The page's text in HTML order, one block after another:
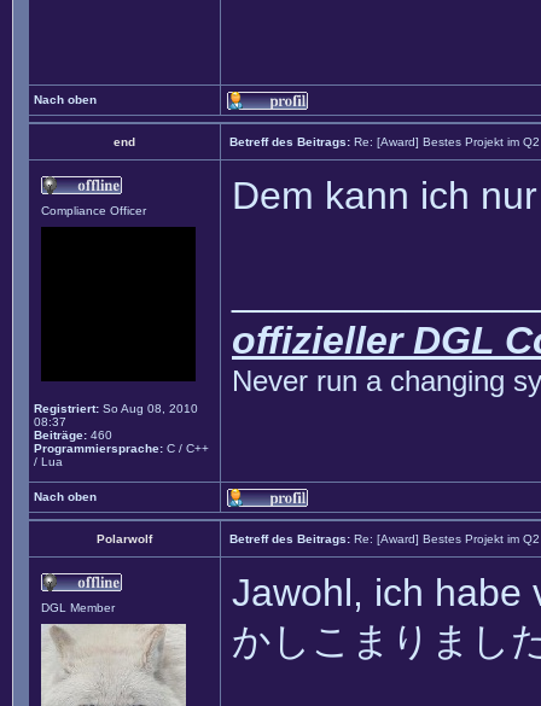
Nach oben
end Betreff des Beitrags: Re: [Award] Bestes Projekt im
Compliance Officer
Registriert: So Aug 08, 2010
08:37
Beiträge: 460
Programmiersprache: C / C++
/ Lua
Dem kann ich
offizieller DGL
Never run a changing
Nach oben
Polarwolf Betreff des Beitrags: Re: [Award] Bestes Projekt im
DGL Member
Jawohl, ich
かしこまりまし